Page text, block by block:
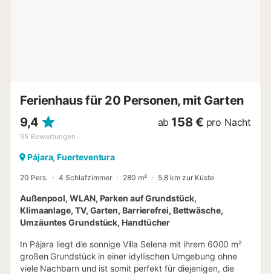
Ferienhaus für 20 Personen, mit Garten
9,4
95 Bewertungen
ab 158 € pro Nacht
Pájara, Fuerteventura
20 Pers. 4 Schlafzimmer 280 m² 5,8 km zur Küste
Außenpool, WLAN, Parken auf Grundstück,
Klimaanlage, TV, Garten, Barrierefrei, Bettwäsche,
Umzäuntes Grundstück, Handtücher
In Pájara liegt die sonnige Villa Selena mit ihrem 6000 m²
großen Grundstück in einer idyllischen Umgebung ohne
viele Nachbarn und ist somit perfekt für diejenigen, die